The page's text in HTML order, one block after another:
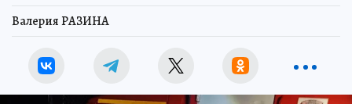
Валерия РАЗИНА